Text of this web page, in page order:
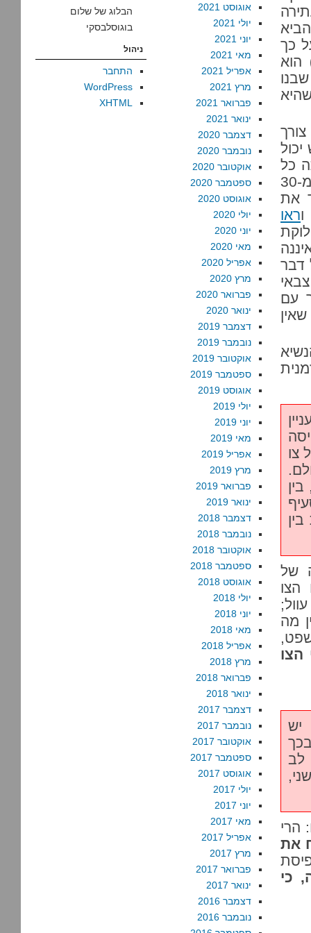
כך
הוא
כל
שימוש בשטח שגנב שאשא בכוח סמכותו במשך יותר מ-30
את
ראו
דבר
עם
שאין
צו
בו צוין, בין
בין
של
הצו
מה
אחרי הצו
יש
לב
הרי
את
כי
אוגוסט 2021
יולי 2021
יוני 2021
מאי 2021
אפריל 2021
מרץ 2021
פברואר 2021
ינואר 2021
דצמבר 2020
נובמבר 2020
אוקטובר 2020
ספטמבר 2020
אוגוסט 2020
יולי 2020
יוני 2020
מאי 2020
אפריל 2020
מרץ 2020
פברואר 2020
ינואר 2020
דצמבר 2019
נובמבר 2019
אוקטובר 2019
ספטמבר 2019
אוגוסט 2019
יולי 2019
יוני 2019
מאי 2019
אפריל 2019
מרץ 2019
פברואר 2019
ינואר 2019
דצמבר 2018
נובמבר 2018
אוקטובר 2018
ספטמבר 2018
אוגוסט 2018
יולי 2018
יוני 2018
מאי 2018
אפריל 2018
מרץ 2018
פברואר 2018
ינואר 2018
דצמבר 2017
נובמבר 2017
אוקטובר 2017
ספטמבר 2017
אוגוסט 2017
יולי 2017
יוני 2017
מאי 2017
אפריל 2017
מרץ 2017
פברואר 2017
ינואר 2017
דצמבר 2016
נובמבר 2016
הבלוג של שלום
בוגוסלבסקי
ניהול
התחבר
WordPress
XHTML